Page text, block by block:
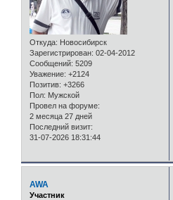
Откуда: Новосибирск
Зарегистрирован: 02-04-2012
Сообщений: 5209
Уважение: +2124
Позитив: +3266
Пол: Мужской
Провел на форуме:
2 месяца 27 дней
Последний визит:
31-07-2026 18:31:44
AWA
Участник